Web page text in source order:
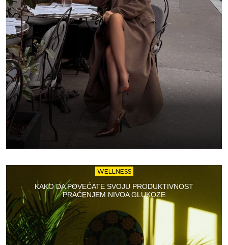
WELLNESS
KAKO DA POVEĆATE SVOJU PRODUKTIVNOST
PRAĆENJEM NIVOA GLUKOZE